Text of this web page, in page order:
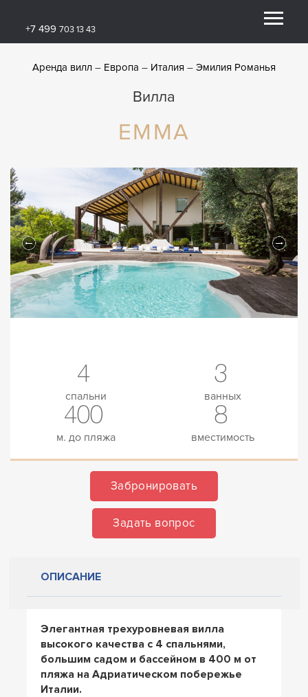
+7 499 703 13 43
Аренда вилл Европа Италия Эмилия Романья
Вилла
ЕММА
4
спальни
3
ванных
400
м. до пляжа
8
вместимость
Забронировать
Задать вопрос
ОПИСАНИЕ
Элегантная трехуровневая вилла
высокого качества с 4 спальнями,
большим садом и бассейном в 400 м от
пляжа на Адриатическом побережье
Италии.